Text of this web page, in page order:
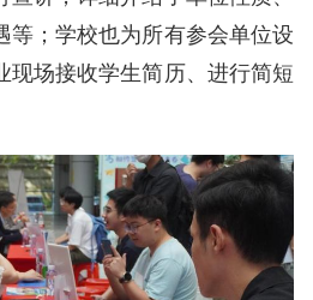
等；学校也为所有参会单位设
现场接收学生简历、进行简短